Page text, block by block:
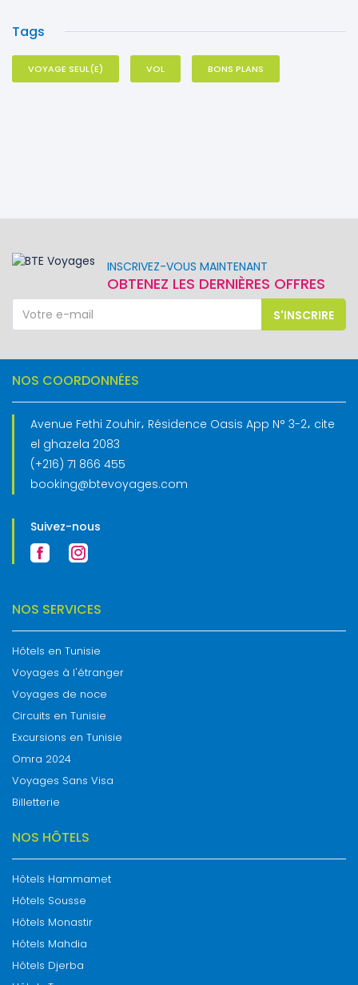
Tags
VOYAGE SEUL(E) VOL BONS PLANS
INSCRIVEZ-VOUS MAINTENANT
OBTENEZ LES DERNIÈRES OFFRES
S'INSCRIRE
NOS COORDONNÉES
Avenue Fethi Zouhir، Résidence Oasis App N° 3-2، cite
el ghazela 2083
(+216) 71 866 455
booking@btevoyages.com
Suivez-nous
NOS SERVICES
Hôtels en Tunisie
Voyages à l'étranger
Voyages de noce
Circuits en Tunisie
Excursions en Tunisie
Omra 2024
Voyages Sans Visa
Billetterie
NOS HÔTELS
Hôtels Hammamet
Hôtels Sousse
Hôtels Monastir
Hôtels Mahdia
Hôtels Djerba